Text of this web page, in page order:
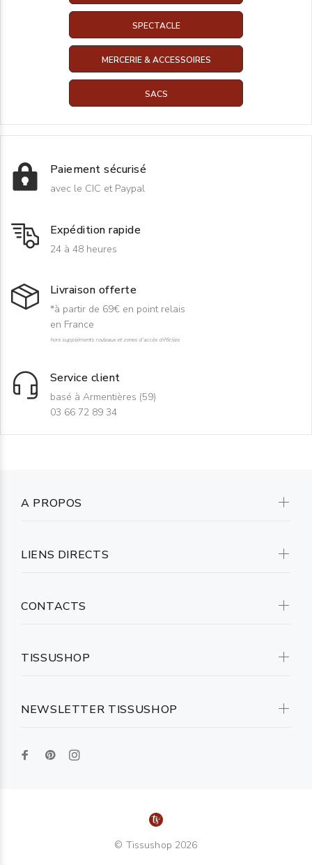
SPECTACLE
MERCERIE & ACCESSOIRES
SACS
Paiement sécurisé
avec le CIC et Paypal
Expédition rapide
24 à 48 heures
Livraison offerte
*à partir de 69€ en point relais
en France
hors suppléments rouleaux et zones d'accès difficiles
Service client
basé à Armentières (59)
03 66 72 89 34
NEWSLETTER TISSUSHOP
A PROPOS
LIENS DIRECTS
CONTACTS
TISSUSHOP
© Tissushop 2026